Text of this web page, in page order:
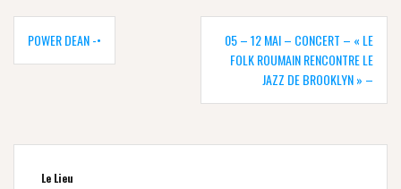
Navigation
POWER DEAN -•
05 – 12 MAI – CONCERT – « LE
FOLK ROUMAIN RENCONTRE LE
JAZZ DE BROOKLYN » –
Le Lieu